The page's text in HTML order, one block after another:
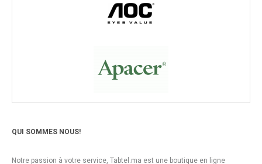
QUI SOMMES NOUS!
Notre passion à votre service, Tabtel.ma est une boutique en ligne